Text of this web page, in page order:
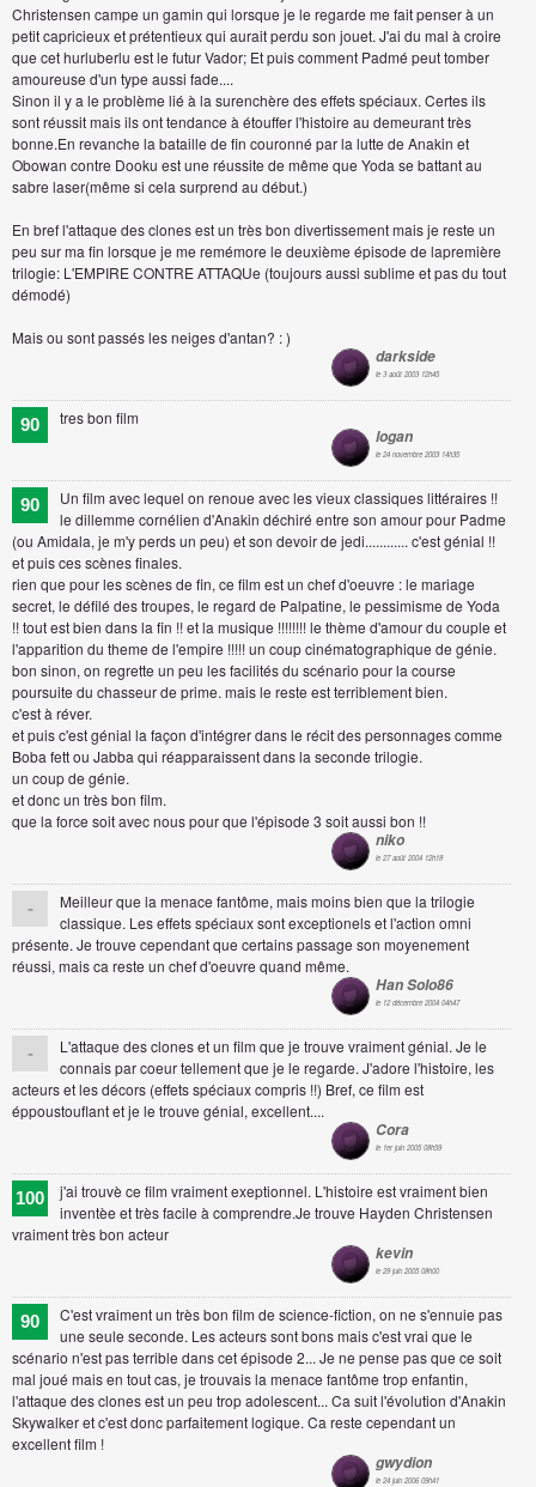
Christensen campe un gamin qui lorsque je le regarde me fait penser à un
petit capricieux et prétentieux qui aurait perdu son jouet. J'ai du mal à croire
que cet hurluberlu est le futur Vador; Et puis comment Padmé peut tomber
amoureuse d'un type aussi fade....
Sinon il y a le problème lié à la surenchère des effets spéciaux. Certes ils
sont réussit mais ils ont tendance à étouffer l'histoire au demeurant très
bonne.En revanche la bataille de fin couronné par la lutte de Anakin et
Obowan contre Dooku est une réussite de même que Yoda se battant au
sabre laser(même si cela surprend au début.)
En bref l'attaque des clones est un très bon divertissement mais je reste un
peu sur ma fin lorsque je me remémore le deuxième épisode de lapremière
trilogie: L'EMPIRE CONTRE ATTAQUe (toujours aussi sublime et pas du tout
démodé)
Mais ou sont passés les neiges d'antan? : )
darkside
le 3 août 2003 12h45
90
tres bon film
logan
le 24 novembre 2003 14h35
90
Un film avec lequel on renoue avec les vieux classiques littéraires !!
le dillemme cornélien d'Anakin déchiré entre son amour pour Padme
(ou Amidala, je m'y perds un peu) et son devoir de jedi............ c'est génial !!
et puis ces scènes finales.
rien que pour les scènes de fin, ce film est un chef d'oeuvre : le mariage
secret, le défilé des troupes, le regard de Palpatine, le pessimisme de Yoda
!! tout est bien dans la fin !! et la musique !!!!!!!! le thème d'amour du couple et
l'apparition du theme de l'empire !!!!! un coup cinématographique de génie.
bon sinon, on regrette un peu les facilités du scénario pour la course
poursuite du chasseur de prime. mais le reste est terriblement bien.
c'est à réver.
et puis c'est génial la façon d'intégrer dans le récit des personnages comme
Boba fett ou Jabba qui réapparaissent dans la seconde trilogie.
un coup de génie.
et donc un très bon film.
que la force soit avec nous pour que l'épisode 3 soit aussi bon !!
niko
le 27 août 2004 12h18
-
Meilleur que la menace fantôme, mais moins bien que la trilogie
classique. Les effets spéciaux sont exceptionels et l'action omni
présente. Je trouve cependant que certains passage son moyenement
réussi, mais ca reste un chef d'oeuvre quand même.
Han Solo86
le 12 décembre 2004 04h47
-
L'attaque des clones et un film que je trouve vraiment génial. Je le
connais par coeur tellement que je le regarde. J'adore l'histoire, les
acteurs et les décors (effets spéciaux compris !!) Bref, ce film est
éppoustouflant et je le trouve génial, excellent....
Cora
le 1er juin 2005 08h59
100
j'ai trouvè ce film vraiment exeptionnel. L'histoire est vraiment bien
inventèe et très facile à comprendre.Je trouve Hayden Christensen
vraiment très bon acteur
kevin
le 29 juin 2005 08h00
90
C'est vraiment un très bon film de science-fiction, on ne s'ennuie pas
une seule seconde. Les acteurs sont bons mais c'est vrai que le
scénario n'est pas terrible dans cet épisode 2... Je ne pense pas que ce soit
mal joué mais en tout cas, je trouvais la menace fantôme trop enfantin,
l'attaque des clones est un peu trop adolescent... Ca suit l'évolution d'Anakin
Skywalker et c'est donc parfaitement logique. Ca reste cependant un
excellent film !
gwydion
le 24 juin 2006 09h41